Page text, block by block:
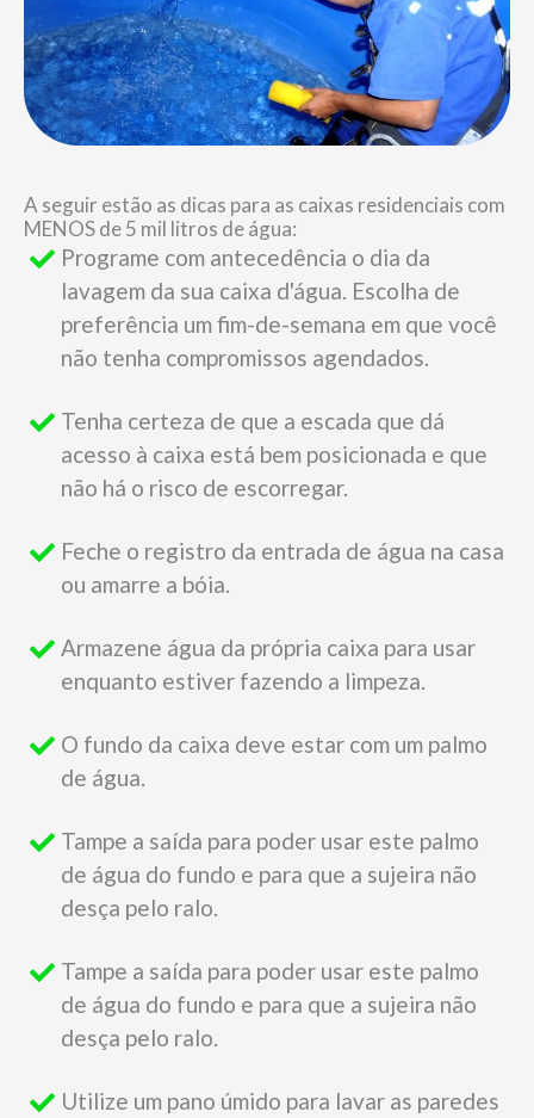
A seguir estão as dicas para as caixas residenciais com
MENOS de 5 mil litros de água:
Programe com antecedência o dia da
lavagem da sua caixa d'água. Escolha de
preferência um fim-de-semana em que você
não tenha compromissos agendados.
Tenha certeza de que a escada que dá
acesso à caixa está bem posicionada e que
não há o risco de escorregar.
Feche o registro da entrada de água na casa
ou amarre a bóia.
Armazene água da própria caixa para usar
enquanto estiver fazendo a limpeza.
O fundo da caixa deve estar com um palmo
de água.
Tampe a saída para poder usar este palmo
de água do fundo e para que a sujeira não
desça pelo ralo.
Tampe a saída para poder usar este palmo
de água do fundo e para que a sujeira não
desça pelo ralo.
Utilize um pano úmido para lavar as paredes